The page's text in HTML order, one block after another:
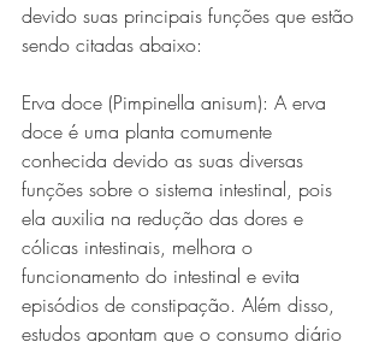
devido suas principais funções que estão
sendo citadas abaixo:
Erva doce (Pimpinella anisum): A erva
doce é uma planta comumente
conhecida devido as suas diversas
funções sobre o sistema intestinal, pois
ela auxilia na redução das dores e
cólicas intestinais, melhora o
funcionamento do intestinal e evita
episódios de constipação. Além disso,
estudos apontam que o consumo diário